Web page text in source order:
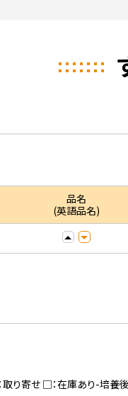
品名
(英語品名)
り寄せ □：在庫あり-培養